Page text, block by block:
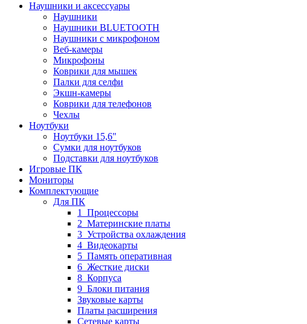
Наушники и аксессуары
Наушники
Наушники BLUETOOTH
Наушники с микрофоном
Веб-камеры
Микрофоны
Коврики для мышек
Палки для селфи
Экшн-камеры
Коврики для телефонов
Чехлы
Ноутбуки
Ноутбуки 15,6"
Сумки для ноутбуков
Подставки для ноутбуков
Игровые ПК
Мониторы
Комплектующие
Для ПК
1_Процессоры
2_Материнские платы
3_Устройства охлаждения
4_Видеокарты
5_Память оперативная
6_Жесткие диски
8_Корпуса
9_Блоки питания
Звуковые карты
Платы расширения
Сетевые карты